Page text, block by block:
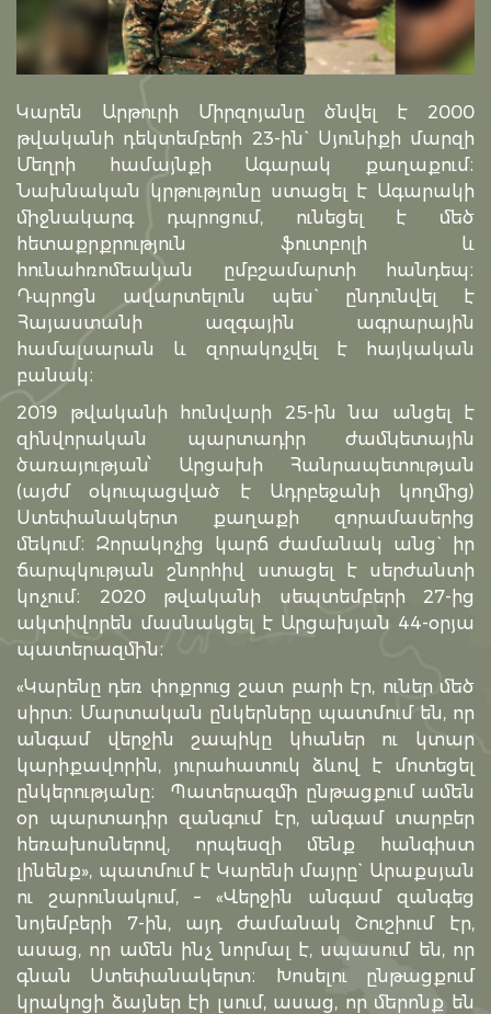
Կարեն Արթուրի Միրզոյանը ծնվել է 2000
թվականի դեկտեմբերի 23-ին` Սյունիքի մարզի
Մեղրի համայնքի Ագարակ քաղաքում։
Նախնական կրթությունը ստացել է Ագարակի
միջնակարգ դպրոցում, ունեցել է մեծ
հետաքրքրություն ֆուտբոլի և
հունահռոմեական ըմբշամարտի հանդեպ։
Դպրոցն ավարտելուն պես` ընդունվել է
Հայաստանի ազգային ագրարային
համալսարան և զորակոչվել է հայկական
բանակ։
2019 թվականի հունվարի 25-ին նա անցել է
զինվորական պարտադիր ժամկետային
ծառայության՝ Արցախի Հանրապետության
(այժմ օկուպացված է Ադրբեջանի կողմից)
Ստեփանակերտ քաղաքի զորամասերից
մեկում։ Զորակոչից կարճ ժամանակ անց` իր
ճարպկության շնորհիվ ստացել է սերժանտի
կոչում։ 2020 թվականի սեպտեմբերի 27-ից
ակտիվորեն մասնակցել է Արցախյան 44-օրյա
պատերազմին։
«Կարենը դեռ փոքրուց շատ բարի էր, ուներ մեծ
սիրտ։ Մարտական ընկերները պատմում են, որ
անգամ վերջին շապիկը կհաներ ու կտար
կարիքավորին, յուրահատուկ ձևով է մոտեցել
ընկերությանը։ Պատերազմի ընթացքում ամեն
օր պարտադիր զանգում էր, անգամ տարբեր
հեռախոսներով, որպեսզի մենք հանգիստ
լինենք», պատմում է Կարենի մայրը` Արաքսյան
ու շարունակում, – «Վերջին անգամ զանգեց
նոյեմբերի 7-ին, այդ ժամանակ Շուշիում էր,
ասաց, որ ամեն ինչ նորմալ է, սպասում են, որ
գնան Ստեփանակերտ։ Խոսելու ընթացքում
կրակոցի ձայներ էի լսում, ասաց, որ մերոնք են